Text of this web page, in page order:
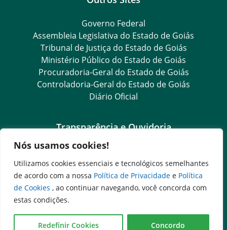
Nós usamos cookies!
Utilizamos cookies essenciais e tecnológicos semelhantes
de acordo com a nossa Política de Privacidade e Política
de Cookies , ao continuar navegando, você concorda com
estas condições.
Redefinir Cookies Concordo
Governo Federal
Assembleia Legislativa do Estado de Goiás
Tribunal de Justiça do Estado de Goiás
Ministério Público do Estado de Goiás
Procuradoria-Geral do Estado de Goiás
Controladoria-Geral do Estado de Goiás
Diário Oficial
Transparência e Ouvidoria
LGPD
Goiás Transparência
Dados Abertos Goiás
SIC – Serviço de Informação ao Cidadão
e-SIC – Serviço Eletrônico de Informação ao Cidadão
Ouvidoria Setorial (Expresso)
Ouvidoria Setorial (Presencial)